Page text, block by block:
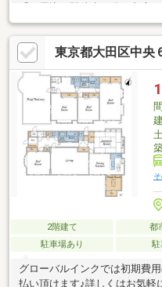
「西馬込」駅徒歩13分で都心
小学校」で子育て住環境も良
ッピングも気軽に行ける好立
子どもやペットと遊べる環境
で子育ても安心◆耐震ダンパ
スペースにも活用できるゆと
車の出し入れ簡単な玄関のワ
ーティングで床を守る＆楽チ
東京都大田区中央
2階建て 都
駐車場あり
駐
グローバルインクでは初期費
払い頂けます♪詳しくはお気軽